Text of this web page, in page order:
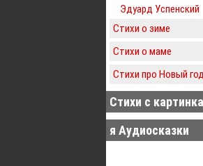
Эдуард Успенский
Стихи о зиме
Стихи о маме
Стихи про Новый год
Стихи с
я Аудиосказки